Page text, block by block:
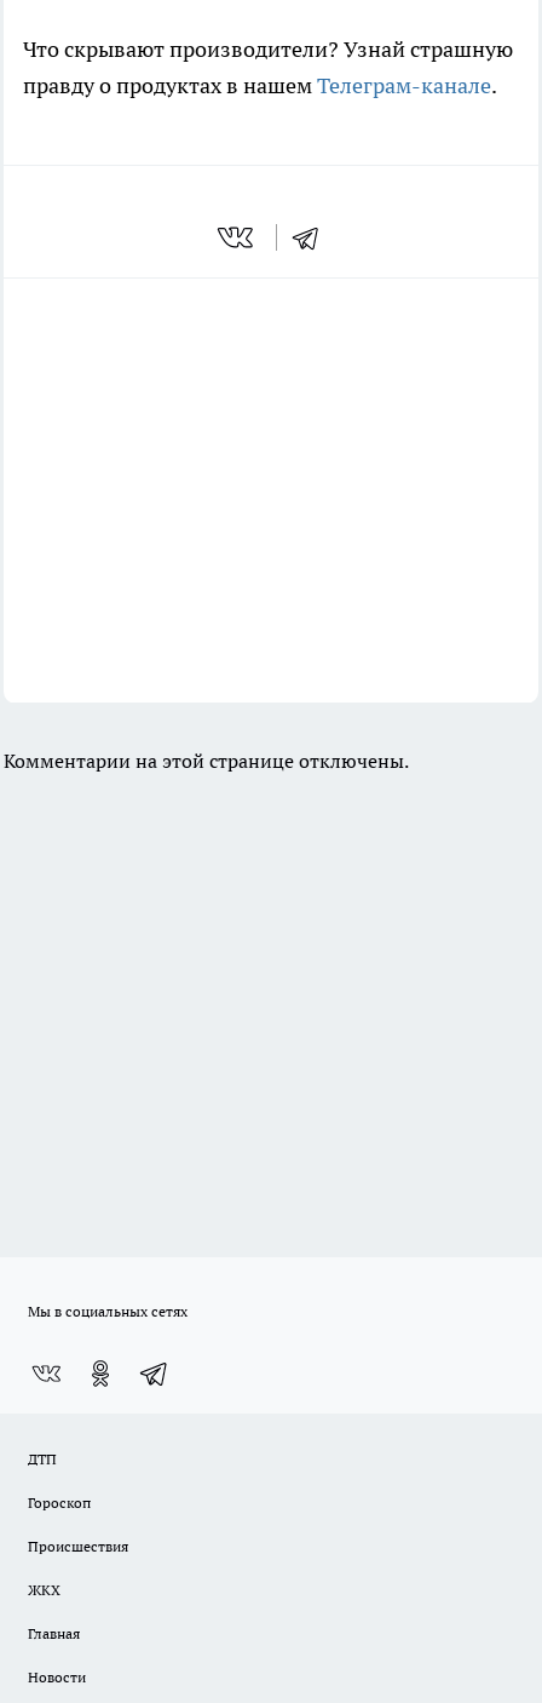
Что скрывают производители? Узнай страшную
правду о продуктах в нашемТелеграм-канале.
Комментарии на этой странице отключены.
Мы в социальных сетях
ДТП
Гороскоп
Происшествия
ЖКХ
Главная
Новости